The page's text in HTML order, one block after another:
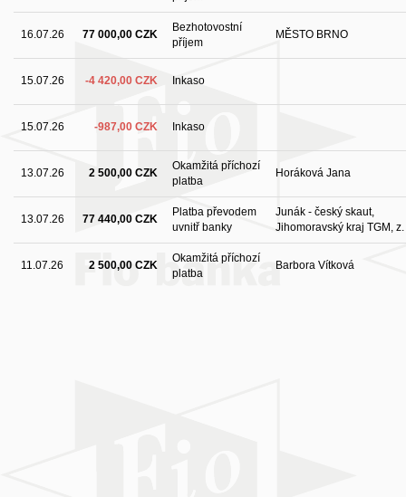
16.07.26 77 000,00 CZK
Bezhotovostní
příjem
MĚSTO BRNO
15.07.26 -4 420,00 CZK Inkaso
15.07.26 -987,00 CZK Inkaso
13.07.26 2 500,00 CZK
Okamžitá příchozí
platba
Horáková Jana
13.07.26 77 440,00 CZK
Platba převodem
uvnitř banky
Junák - český skaut,
Jihomoravský kraj TGM, z.
11.07.26 2 500,00 CZK
Okamžitá příchozí
platba
Barbora Vítková